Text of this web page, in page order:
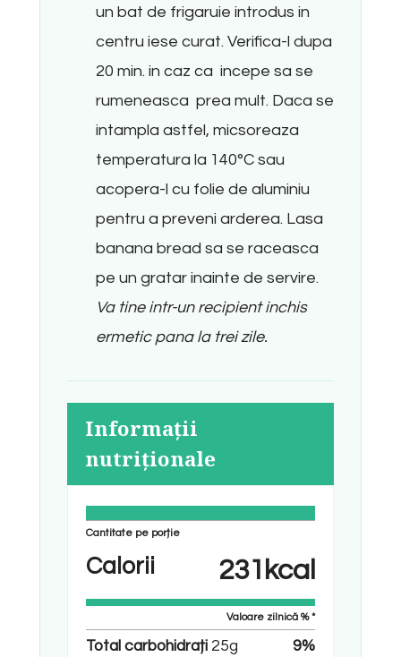
un bat de frigaruie introdus in
centru iese curat. Verifica-l dupa
20 min. in caz ca incepe sa se
rumeneasca prea mult. Daca se
intampla astfel, micsoreaza
temperatura la 140°C sau
acopera-l cu folie de aluminiu
pentru a preveni arderea. Lasa
banana bread sa se raceasca
pe un gratar inainte de servire.
Va tine intr-un recipient inchis
ermetic pana la trei zile.
Informații
nutriționale
Cantitate pe porție
Calorii 231 kcal
Valoare zilnică % *
Total carbohidrați 25g 9%